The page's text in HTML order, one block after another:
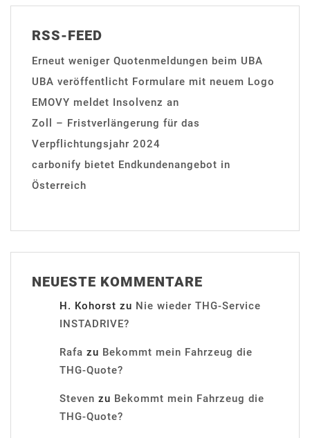
RSS-FEED
Erneut weniger Quotenmeldungen beim UBA
UBA veröffentlicht Formulare mit neuem Logo
EMOVY meldet Insolvenz an
Zoll – Fristverlängerung für das
Verpflichtungsjahr 2024
carbonify bietet Endkundenangebot in
Österreich
NEUESTE KOMMENTARE
H. Kohorst zu Nie wieder THG-Service
INSTADRIVE?
Rafa zu Bekommt mein Fahrzeug die
THG-Quote?
Steven zu Bekommt mein Fahrzeug die
THG-Quote?